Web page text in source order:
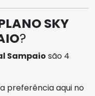
SKY
?
Sampaio são 4
preferência aqui no